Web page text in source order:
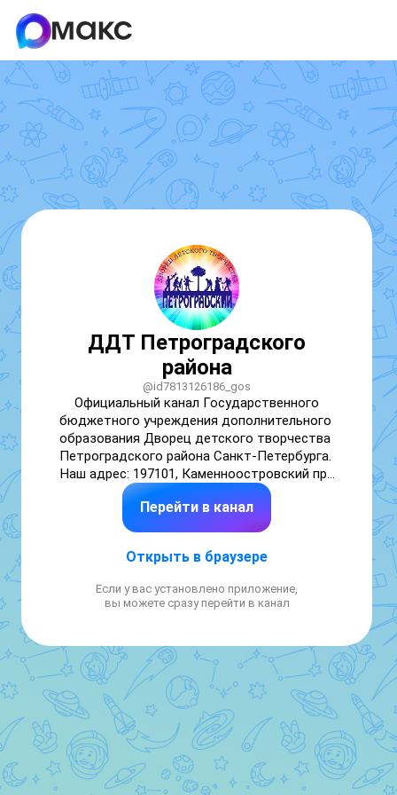
ДДТ Петроградского
района
@id7813126186_gos
Официальный канал Государственного
бюджетного учреждения дополнительного
образования Дворец детского творчества
Петроградского района Санкт-Петербурга.
Наш адрес: 197101, Каменноостровский пр.
36/73, литера А.
Телефон: (812) 346-26-08
Сайт ДДТ: https://petroddt.ru
Перейти в канал
Открыть в браузере
Если у вас установлено приложение,
вы можете сразу перейти в канал